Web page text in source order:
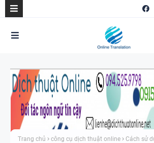
Trang chủ công cụ dịch thuật online
Cách sử